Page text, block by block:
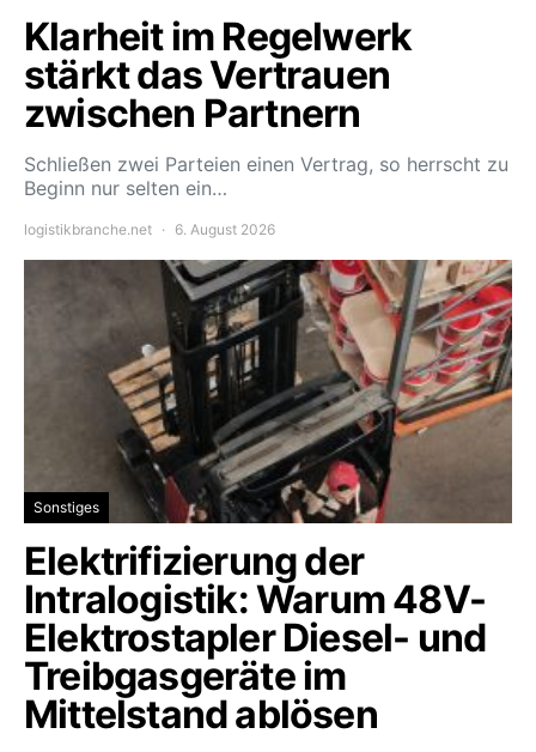
Klarheit im Regelwerk
stärkt das Vertrauen
zwischen Partnern
Schließen zwei Parteien einen Vertrag, so herrscht zu
Beginn nur selten ein…
logistikbranche.net 6. August 2026
Sonstiges
Elektrifizierung der
Intralogistik: Warum 48V-
Elektrostapler Diesel- und
Treibgasgeräte im
Mittelstand ablösen